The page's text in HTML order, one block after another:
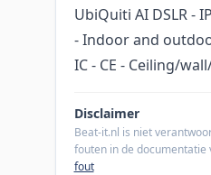
UbiQuiti AI DSLR -
- Indoor and
IC - CE - Ceiling/
Disclaimer
Beat-it.nl is niet
fouten in de documentatie
fout